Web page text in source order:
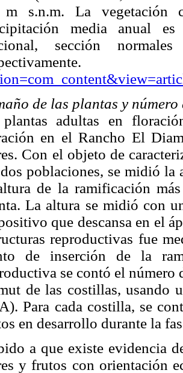
s.n.m. La vegetación
media anual
sección
de las plantas y
adultas en
en el Rancho El
Con el objeto de
poblaciones, se midió
de la ramificación
La altura se midió con
que descansa en el
reproductivas fue
de inserción de la
se contó el
de las costillas, usando
Para cada costilla, se
en desarrollo durante la
a que existe evidencia
y frutos con orientación